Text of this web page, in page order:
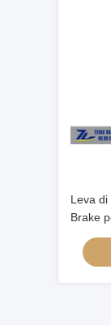
Leva di
Brake